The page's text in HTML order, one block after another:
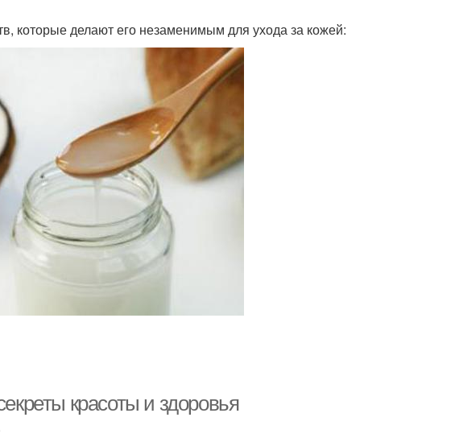
которые делают его незаменимым для ухода за кожей:
красоты и здоровья